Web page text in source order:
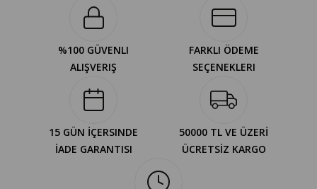
%100 GÜVENLI
ALIŞVERIŞ
FARKLI ÖDEME
SEÇENEKLERI
15 GÜN İÇERSINDE
İADE GARANTISI
50000 TL VE ÜZERİ
ÜCRETSİZ KARGO